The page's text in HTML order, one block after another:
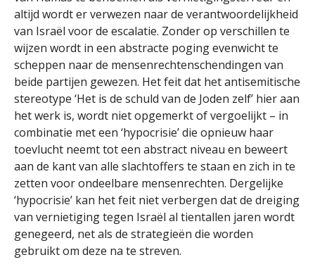
altijd wordt er verwezen naar de verantwoordelijkheid
van Israël voor de escalatie. Zonder op verschillen te
wijzen wordt in een abstracte poging evenwicht te
scheppen naar de mensenrechtenschendingen van
beide partijen gewezen. Het feit dat het antisemitische
stereotype ‘Het is de schuld van de Joden zelf’ hier aan
het werk is, wordt niet opgemerkt of vergoelijkt – in
combinatie met een ‘hypocrisie’ die opnieuw haar
toevlucht neemt tot een abstract niveau en beweert
aan de kant van alle slachtoffers te staan en zich in te
zetten voor ondeelbare mensenrechten. Dergelijke
‘hypocrisie’ kan het feit niet verbergen dat de dreiging
van vernietiging tegen Israël al tientallen jaren wordt
genegeerd, net als de strategieën die worden
gebruikt om deze na te streven.